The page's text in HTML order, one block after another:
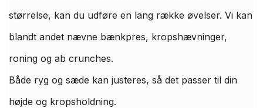
størrelse, kan du udføre en lang række øvelser. Vi kan
blandt andet nævne bænkpres, kropshævninger,
roning og ab crunches.
Både ryg og sæde kan justeres, så det passer til din
højde og kropsholdning.